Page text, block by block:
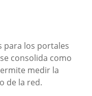
para los portales
consolida como
medir la
de la red.